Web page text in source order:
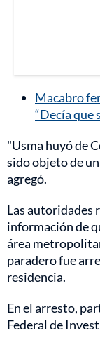
Macabro
“Decía que
"Usma huyó de
sido objeto de
agregó.
Las autoridades
información de
área
paradero fue
residencia.
En el arresto,
Federal de